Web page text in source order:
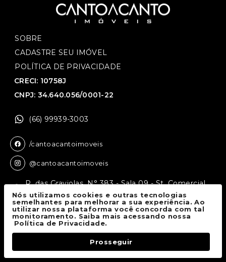
SOBRE
CADASTRE SEU IMÓVEL
POLÍTICA DE PRIVACIDADE
CRECI: 10758J
CNPJ: 34.640.056/0001-22
(66) 99939-3003
/cantoacantoimoveis
@cantoacantoimoveis
R. das Graviolas, N° 383 - Sala 09 - St. Comercial,
Sinop - MT, 78550-136
Canto a Canto Imóveis© 2026.
Todos os direitos reservados.
Nós utilizamos cookies e outras tecnologias
semelhantes para melhorar a sua experiência. Ao
utilizar nossa plataforma você concorda com tal
monitoramento. Saiba mais acessando nossa
Política de Privacidade.
Prosseguir